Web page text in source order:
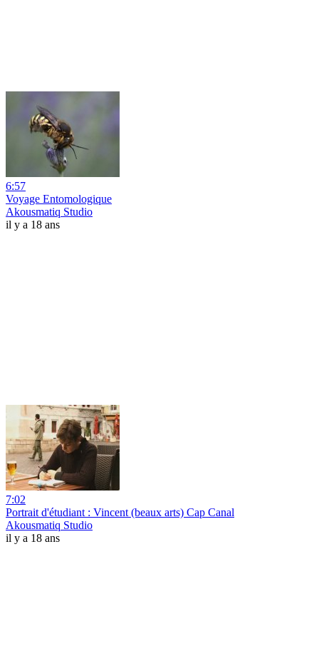
6:57
Voyage Entomologique
Akousmatiq Studio
il y a 18 ans
7:02
Portrait d'étudiant : Vincent (beaux arts) Cap Canal
Akousmatiq Studio
il y a 18 ans